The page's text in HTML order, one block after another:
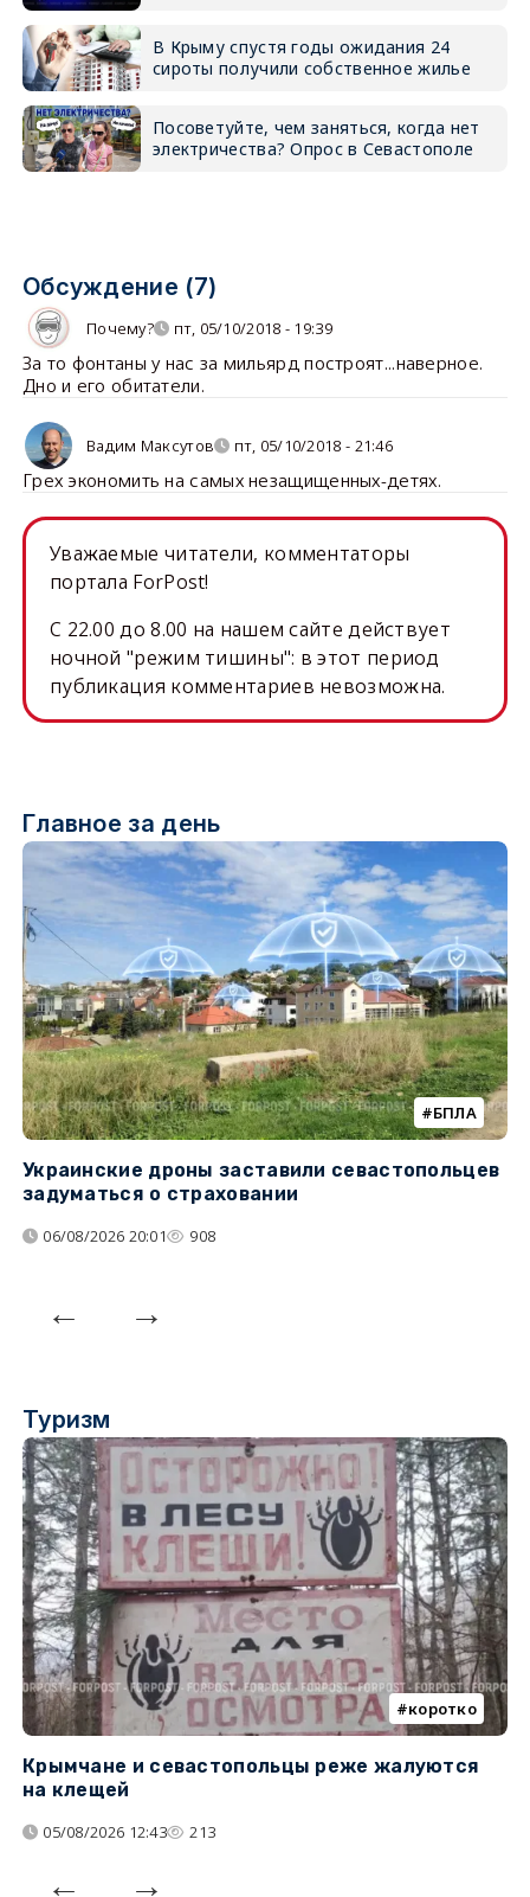
В Крыму спустя годы ожидания 24
сироты получили собственное жилье
Посоветуйте, чем заняться, когда нет
электричества? Опрос в Севастополе
Обсуждение (7)
Почему? пт, 05/10/2018 - 19:39
За то фонтаны у нас за мильярд построят...наверное.
Дно и его обитатели.
Вадим Максутов пт, 05/10/2018 - 21:46
Грех экономить на самых незащищенных-детях.
Уважаемые читатели, комментаторы
портала ForPost!
C 22.00 до 8.00 на нашем сайте действует
ночной "режим тишины": в этот период
публикация комментариев невозможна.
Главное за день
БПЛА
Украинские дроны заставили севастопольцев
задуматься о страховании
06/08/2026 20:01 908
Туризм
коротко
Крымчане и севастопольцы реже жалуются
на клещей
05/08/2026 12:43 213